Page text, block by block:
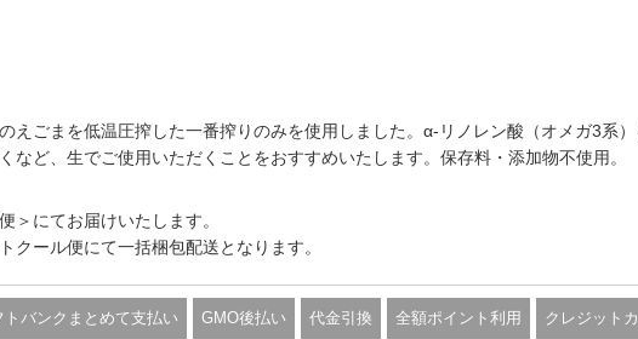
えごまを低温圧搾した一番搾りのみを使用しました。α-リノレン酸（オメガ3系
ど、生でご使用いただくことをおすすめいたします。保存料・添加物不使用。
＞にてお届けいたします。
ール便にて一括梱包配送となります。
トバンクまとめて支払い GMO後払い 代金引換 全額ポイント利用 クレジット